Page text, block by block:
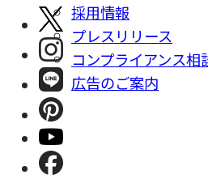
採⽤情報
プレスリリース
コンプライアンス相
広告のご案内